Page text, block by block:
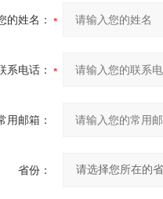
的姓名：
系电话：
用邮箱：
省份：